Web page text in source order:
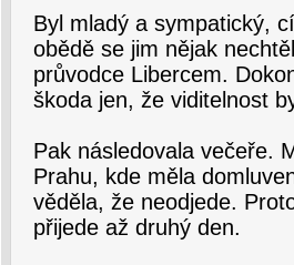
Byl mladý a sympatický,
obědě se jim nějak
průvodce Libercem.
škoda jen, že viditelnost
Pak následovala večeře.
Prahu, kde měla
věděla, že neodjede.
přijede až druhý den.